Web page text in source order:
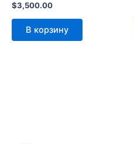
$3,500.00
В корзину